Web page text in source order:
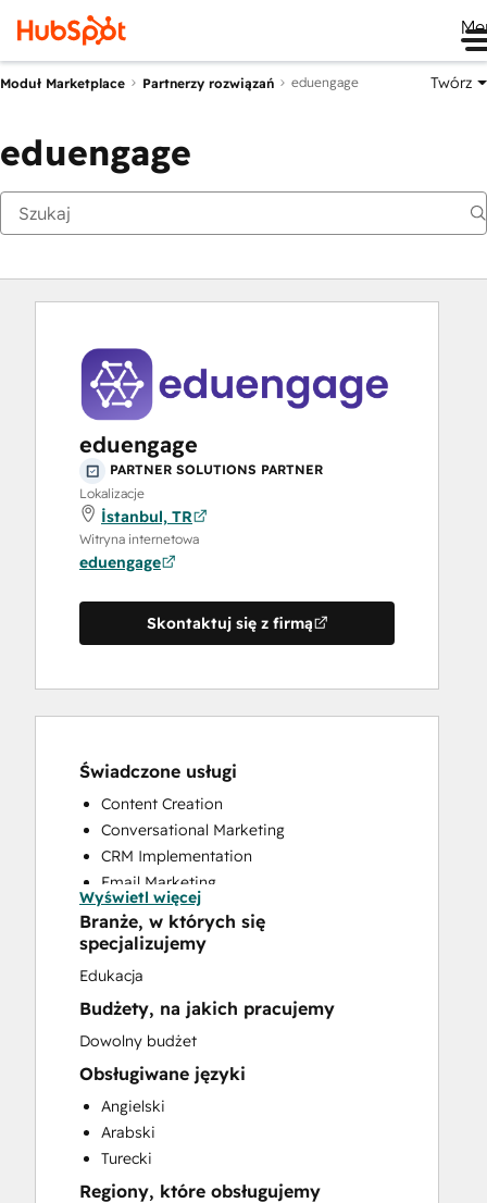
Moduł Marketplace Partnerzy rozwiązań eduengage Twórz
eduengage
eduengage
PARTNER SOLUTIONS PARTNER
Lokalizacje
İstanbul, TR
Witryna internetowa
eduengage
Skontaktuj się z firmą
Świadczone usługi
Content Creation
Conversational Marketing
CRM Implementation
Email Marketing
Full Inbound Marketing Services
HubSpot Onboarding
Paid Advertising
Programmable Automation
Sales and Marketing Alignment
Search Engine Optimization
Website Design
Website Development
Wyświetl więcej
Branże, w których się
specjalizujemy
Edukacja
Budżety, na jakich pracujemy
Dowolny budżet
Obsługiwane języki
Angielski
Arabski
Turecki
Regiony, które obsługujemy